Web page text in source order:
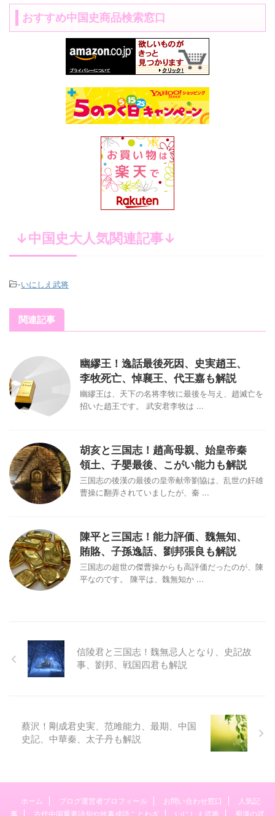
おすすめ中国史商品検索窓口
↓中国史大人気関連記事↓
-いにしえ武将
関連記事
幽繆王！逸話最後死因、史実趙王、
李牧死亡、悼襄王、代王嘉も解説
幽繆王は、天下の名将李牧に最後を与え、趙滅亡を
招いた趙王です。 武安君李牧は ...
胡亥と三国志！趙高母親、始皇帝秦
領土、子嬰最後、こがい能力も解説
三国志の後漢の最後の皇帝献帝劉協は、乱世の奸雄
曹操に翻弄されていましたが、秦 ...
陳平と三国志！能力評価、魏無知、
賄賂、子孫逸話、劉邦張良も解説
三国志の超世の傑曹操からも高評価だったのが、陳
平なのです。 陳平は、魏無知か ...
信陵君と三国志！魏無忌人となり、史記故
事、劉邦、戦国四君も解説
蔡沢！剛成君史実、范雎能力、最期、中国
史記、中華秦、太子丹も解説
ホーム ブログ運営者プロフィール お問い合わせ窓口
人気記
事
古代中国重要語句や故事成語ことわざ いにしえ武将 蜀漢の武